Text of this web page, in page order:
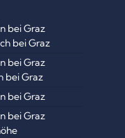
bei Graz
bei Graz
bei Graz
bei Graz
bei Graz
bei Graz